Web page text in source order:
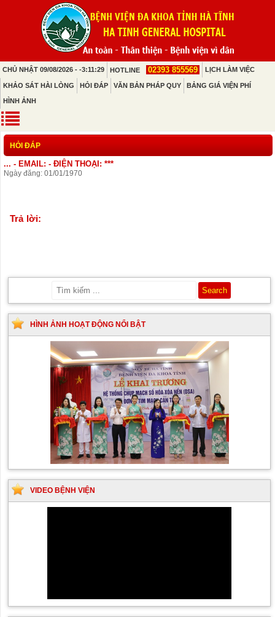
CHỦ NHẬT 09/08/2026 - -3:11:29 HOTLINE 02393 855569 LỊCH LÀM VIỆC
KHẢO SÁT HÀI LÒNG HỎI ĐÁP VĂN BẢN PHÁP QUY BẢNG GIÁ VIỆN PHÍ
HÌNH ẢNH
HỎI ĐÁP
... - EMAIL: - ĐIỆN THOẠI: ***
Ngày đăng: 01/01/1970
Trả lời:
HÌNH ẢNH HOẠT ĐỘNG NỔI BẬT
VIDEO BỆNH VIỆN